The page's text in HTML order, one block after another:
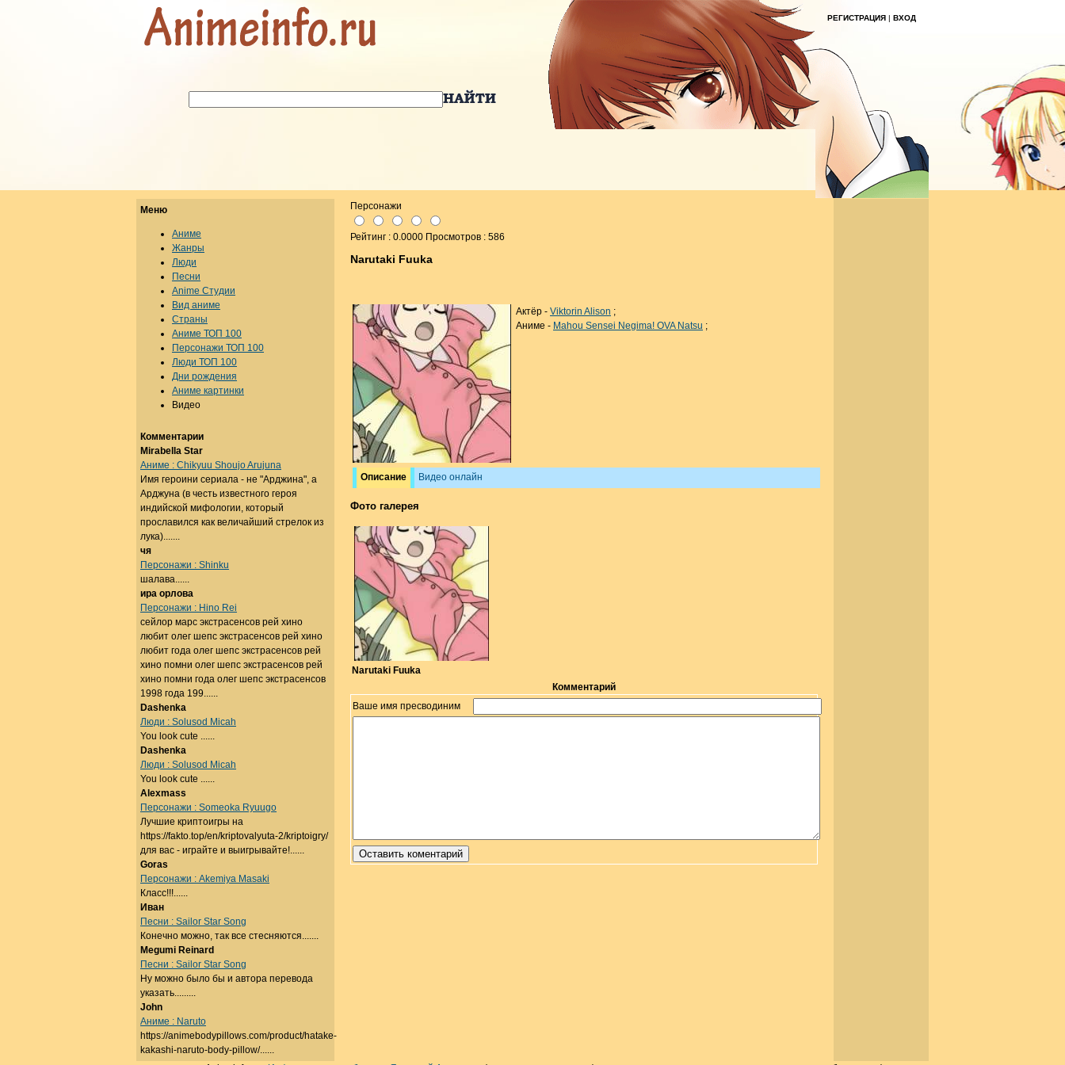
РЕГИСТРАЦИЯ | ВХОД
Персонажи
Рейтинг : 0.0000 Просмотров : 586
Narutaki Fuuka
Актёр - Viktorin Alison ;
Аниме - Mahou Sensei Negima! OVA Natsu ;
Описание Видео онлайн
Фото галерея
Narutaki Fuuka
Комментарий
Ваше имя пресводиним
Меню
Аниме
Жанры
Люди
Песни
Anime Студии
Вид аниме
Страны
Аниме ТОП 100
Персонажи ТОП 100
Люди ТОП 100
Дни рождения
Аниме картинки
Видео
Комментарии
Mirabella Star
Аниме : Chikyuu Shoujo Arujuna
Имя героини сериала - не "Арджина", а
Арджуна (в честь известного героя
индийской мифологии, который
прославился как величайший стрелок из
лука).......
чя
Персонажи : Shinku
шалава......
ира орлова
Персонажи : Hino Rei
сейлор марс экстрасенсов рей хино
любит олег шепс экстрасенсов рей хино
любит года олег шепс экстрасенсов рей
хино помни олег шепс экстрасенсов рей
хино помни года олег шепс экстрасенсов
1998 года 199......
Dashenka
Люди : Solusod Micah
You look cute ......
Dashenka
Люди : Solusod Micah
You look cute ......
Alexmass
Персонажи : Someoka Ryuugo
Лучшие криптоигры на
https://fakto.top/en/kriptovalyuta-2/kriptoigry/
для вас - играйте и выигрывайте!......
Goras
Персонажи : Akemiya Masaki
Класс!!!......
Иван
Песни : Sailor Star Song
Конечно можно, так все стесняются.......
Megumi Reinard
Песни : Sailor Star Song
Ну можно было бы и автора перевода
указать.........
John
Аниме : Naruto
https://animebodypillows.com/product/hatake-
kakashi-naruto-body-pillow/......